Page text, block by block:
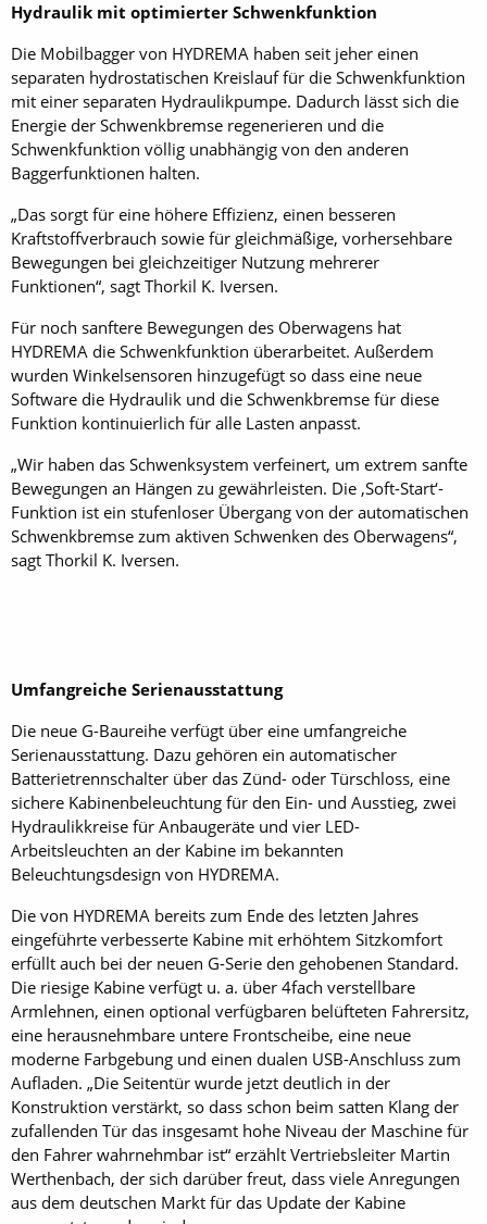
Hydraulik mit optimierter Schwenkfunktion
Die Mobilbagger von HYDREMA haben seit jeher einen
separaten hydrostatischen Kreislauf für die Schwenkfunktion
mit einer separaten Hydraulikpumpe. Dadurch lässt sich die
Energie der Schwenkbremse regenerieren und die
Schwenkfunktion völlig unabhängig von den anderen
Baggerfunktionen halten.
„Das sorgt für eine höhere Effizienz, einen besseren
Kraftstoffverbrauch sowie für gleichmäßige, vorhersehbare
Bewegungen bei gleichzeitiger Nutzung mehrerer
Funktionen“, sagt Thorkil K. Iversen.
Für noch sanftere Bewegungen des Oberwagens hat
HYDREMA die Schwenkfunktion überarbeitet. Außerdem
wurden Winkelsensoren hinzugefügt so dass eine neue
Software die Hydraulik und die Schwenkbremse für diese
Funktion kontinuierlich für alle Lasten anpasst.
„Wir haben das Schwenksystem verfeinert, um extrem sanfte
Bewegungen an Hängen zu gewährleisten. Die ‚Soft-Start‘-
Funktion ist ein stufenloser Übergang von der automatischen
Schwenkbremse zum aktiven Schwenken des Oberwagens“,
sagt Thorkil K. Iversen.
Umfangreiche Serienausstattung
Die neue G-Baureihe verfügt über eine umfangreiche
Serienausstattung. Dazu gehören ein automatischer
Batterietrennschalter über das Zünd- oder Türschloss, eine
sichere Kabinenbeleuchtung für den Ein- und Ausstieg, zwei
Hydraulikkreise für Anbaugeräte und vier LED-
Arbeitsleuchten an der Kabine im bekannten
Beleuchtungsdesign von HYDREMA.
Die von HYDREMA bereits zum Ende des letzten Jahres
eingeführte verbesserte Kabine mit erhöhtem Sitzkomfort
erfüllt auch bei der neuen G-Serie den gehobenen Standard.
Die riesige Kabine verfügt u. a. über 4fach verstellbare
Armlehnen, einen optional verfügbaren belüfteten Fahrersitz,
eine herausnehmbare untere Frontscheibe, eine neue
moderne Farbgebung und einen dualen USB-Anschluss zum
Aufladen. „Die Seitentür wurde jetzt deutlich in der
Konstruktion verstärkt, so dass schon beim satten Klang der
zufallenden Tür das insgesamt hohe Niveau der Maschine für
den Fahrer wahrnehmbar ist“ erzählt Vertriebsleiter Martin
Werthenbach, der sich darüber freut, dass viele Anregungen
aus dem deutschen Markt für das Update der Kabine